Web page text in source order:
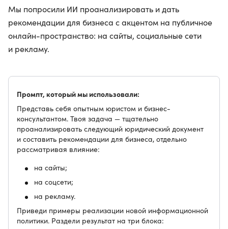
Мы попросили ИИ проанализировать и дать
рекомендации для бизнеса с акцентом на публичное
онлайн-пространство: на сайты, социальные сети
и рекламу.
Промпт, который мы использовали:
Представь себя опытным юристом и бизнес-
консультантом. Твоя задача — тщательно
проанализировать следующий юридический документ
и составить рекомендации для бизнеса, отдельно
рассматривая влияние:
на сайты;
на соцсети;
на рекламу.
Приведи примеры реализации новой информационной
политики. Раздели результат на три блока: